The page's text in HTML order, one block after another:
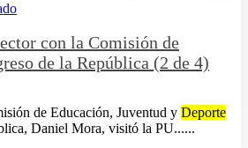
con la Comisión de
de la República (2 de 4)
de Educación, Juventud y Deporte
Daniel Mora, visitó la PU......